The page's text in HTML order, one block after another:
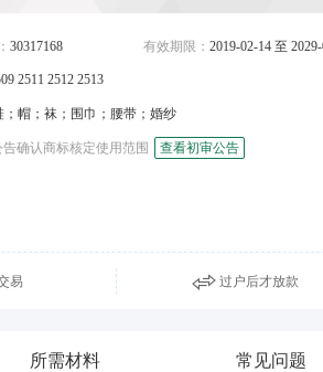
30317168 有效期限： 2019-02-14 至
2511 2512 2513
帽；袜；围巾；腰带；婚纱
确认商标核定使用范围 查看初审公告
易 过户后才放款
所需材料 常见问题